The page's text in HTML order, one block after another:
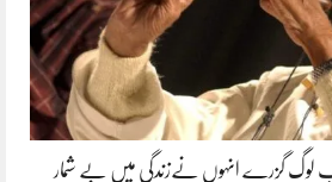
لوگ گزرے انہوں نےزندگی میں بے شمار